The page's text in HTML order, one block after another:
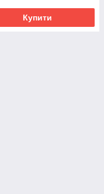
Купити